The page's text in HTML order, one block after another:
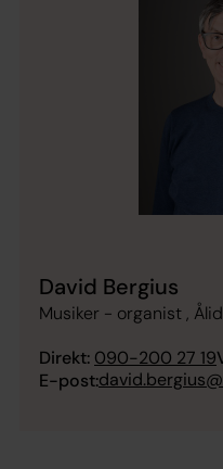
David Bergius
Musiker - organist ,
Direkt: 090-200 27 19
E-post: